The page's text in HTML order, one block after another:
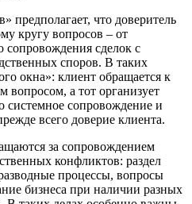
предполагает, что доверитель
кругу вопросов – от
сопровождения сделок с
споров. В таких
окна»: клиент обращается к
а тот организует
системное сопровождение и
всего доверие клиента.
за сопровождением
конфликтов: раздел
процессы, вопросы
бизнеса при наличии разных